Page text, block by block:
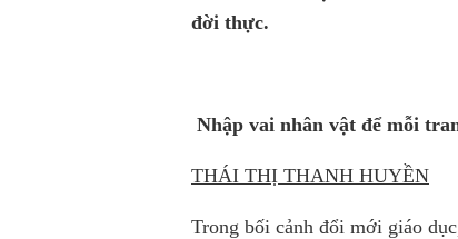
đời thực.
Nhập vai nhân vật để mỗi
THÁI THỊ THANH HUYỀN
Trong bối cảnh đổi mới giáo